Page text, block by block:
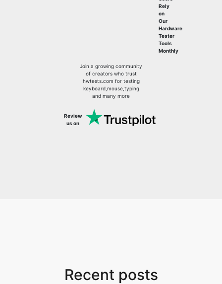
Rely
on
Our
Hardware
Tester
Tools
Monthly
Join a growing community
of creators who trust
hwtests.com for testing
keyboard,mouse,typing
and many more
Review
us on
Recent posts